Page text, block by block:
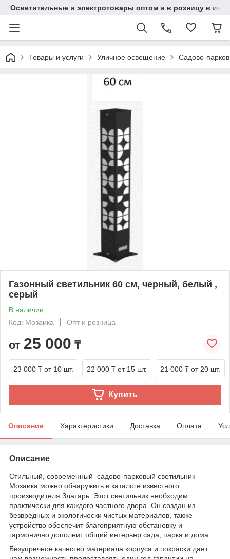
Осветительные и электротовары оптом и в розницу в
Товары и услуги Уличное освещение Садово-
Газонный светильник 60 cм, черный, белый ,
серый
В наличии
Код: Мозаика
Опт и розница
от 25 000 ₸
23 000 ₸ от 10 шт. 22 000 ₸ от 15 шт. 21 000 ₸ от 20 шт.
Купить
Описание Характеристики Доставка Оплата
Описание
Стильный, современный садово-парковый светильник
Мозаика можно обнаружить в каталоге известного
производителя Златарь. Этот светильник необходим
практически для каждого частного двора. Он создан из
безвредных и экологически чистых материалов, также
устройство обеспечит благоприятную обстановку и
гармонично дополнит общий интерьер сада, парка и дома.
Безупречное качество материала корпуса и покраски дает